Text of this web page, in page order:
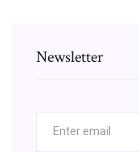
Newsletter